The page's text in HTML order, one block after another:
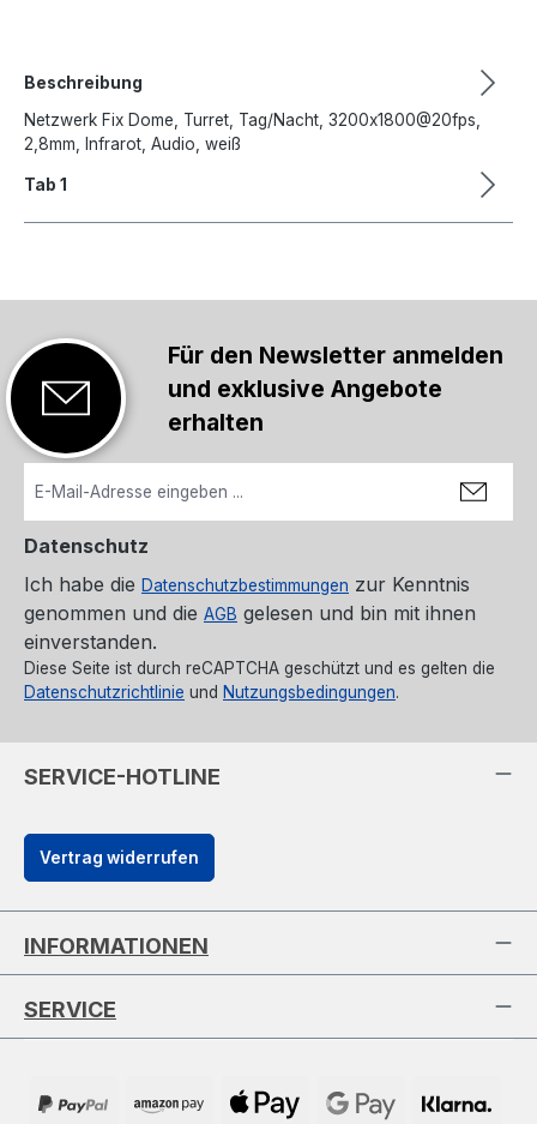
Beschreibung
Netzwerk Fix Dome, Turret, Tag/Nacht, 3200x1800@20fps,
2,8mm, Infrarot, Audio, weiß
Tab 1
Für den Newsletter anmelden
und exklusive Angebote
erhalten
Datenschutz
Ich habe die Datenschutzbestimmungen zur Kenntnis
genommen und die AGB gelesen und bin mit ihnen
einverstanden.
Diese Seite ist durch reCAPTCHA geschützt und es gelten die
Datenschutzrichtlinie und Nutzungsbedingungen.
SERVICE-HOTLINE
Vertrag widerrufen
INFORMATIONEN
SERVICE